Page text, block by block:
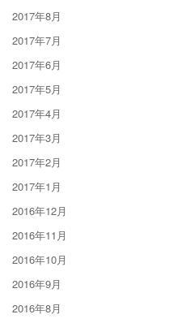
2017年8月
2017年7月
2017年6月
2017年5月
2017年4月
2017年3月
2017年2月
2017年1月
2016年12月
2016年11月
2016年10月
2016年9月
2016年8月